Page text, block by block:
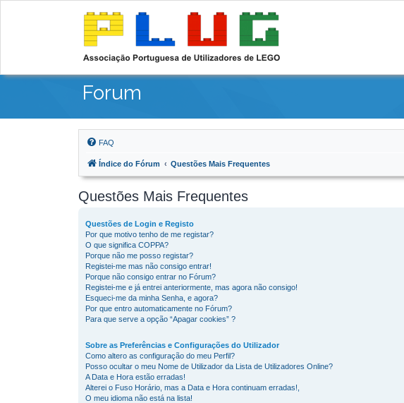
Forum
FAQ
Índice do Fórum Questões Mais Frequentes
Questões Mais Frequentes
Questões de Login e Registo
Por que motivo tenho de me registar?
O que significa COPPA?
Porque não me posso registar?
Registei-me mas não consigo entrar!
Porque não consigo entrar no Fórum?
Registei-me e já entrei anteriormente, mas agora não consigo!
Esqueci-me da minha Senha, e agora?
Por que entro automaticamente no Fórum?
Para que serve a opção “Apagar cookies” ?
Sobre as Preferências e Configurações do Utilizador
Como altero as configuração do meu Perfil?
Posso ocultar o meu Nome de Utilizador da Lista de Utilizadores Online?
A Data e Hora estão erradas!
Alterei o Fuso Horário, mas a Data e Hora continuam erradas!,
O meu idioma não está na lista!